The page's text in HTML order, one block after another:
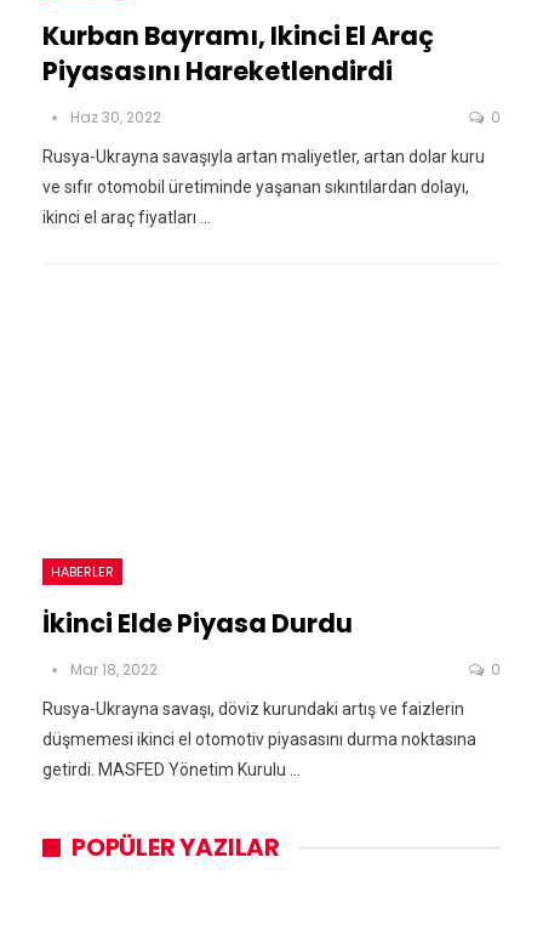
Kurban Bayramı, Ikinci El Araç
Piyasasını Hareketlendirdi
Haz 30, 2022 0
Rusya-Ukrayna savaşıyla artan maliyetler, artan dolar kuru
ve sıfır otomobil üretiminde yaşanan sıkıntılardan dolayı,
ikinci el araç fiyatları ...
HABERLER
İkinci Elde Piyasa Durdu
Mar 18, 2022 0
Rusya-Ukrayna savaşı, döviz kurundaki artış ve faizlerin
düşmemesi ikinci el otomotiv piyasasını durma noktasına
getirdi. MASFED Yönetim Kurulu ...
POPÜLER YAZILAR